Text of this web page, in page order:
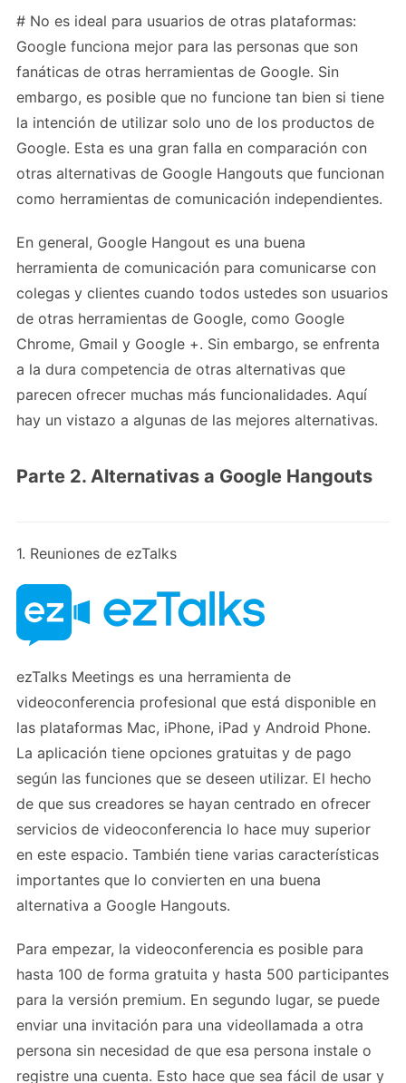
# No es ideal para usuarios de otras plataformas:
Google funciona mejor para las personas que son
fanáticas de otras herramientas de Google. Sin
embargo, es posible que no funcione tan bien si tiene
la intención de utilizar solo uno de los productos de
Google. Esta es una gran falla en comparación con
otras alternativas de Google Hangouts que funcionan
como herramientas de comunicación independientes.
En general, Google Hangout es una buena
herramienta de comunicación para comunicarse con
colegas y clientes cuando todos ustedes son usuarios
de otras herramientas de Google, como Google
Chrome, Gmail y Google +. Sin embargo, se enfrenta
a la dura competencia de otras alternativas que
parecen ofrecer muchas más funcionalidades. Aquí
hay un vistazo a algunas de las mejores alternativas.
Parte 2. Alternativas a Google Hangouts
1. Reuniones de ezTalks
ezTalks Meetings es una herramienta de
videoconferencia profesional que está disponible en
las plataformas Mac, iPhone, iPad y Android Phone.
La aplicación tiene opciones gratuitas y de pago
según las funciones que se deseen utilizar. El hecho
de que sus creadores se hayan centrado en ofrecer
servicios de videoconferencia lo hace muy superior
en este espacio. También tiene varias características
importantes que lo convierten en una buena
alternativa a Google Hangouts.
Para empezar, la videoconferencia es posible para
hasta 100 de forma gratuita y hasta 500 participantes
para la versión premium. En segundo lugar, se puede
enviar una invitación para una videollamada a otra
persona sin necesidad de que esa persona instale o
registre una cuenta. Esto hace que sea fácil de usar y